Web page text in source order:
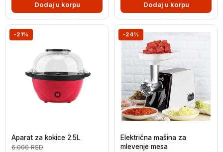
Dodaj u korpu Dodaj u korpu
-21%
Aparat za kokice 2.5L
6.000RSD
-24%
Električna mašina za
mlevenje mesa